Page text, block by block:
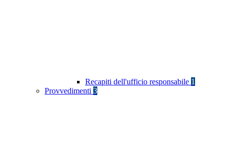
Recapiti dell'ufficio responsabile 1
Provvedimenti 3